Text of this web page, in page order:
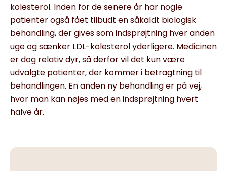
kolesterol. Inden for de senere år har nogle
patienter også fået tilbudt en såkaldt biologisk
behandling, der gives som indsprøjtning hver anden
uge og sænker LDL-kolesterol yderligere. Medicinen
er dog relativ dyr, så derfor vil det kun være
udvalgte patienter, der kommer i betragtning til
behandlingen. En anden ny behandling er på vej,
hvor man kan nøjes med en indsprøjtning hvert
halve år.